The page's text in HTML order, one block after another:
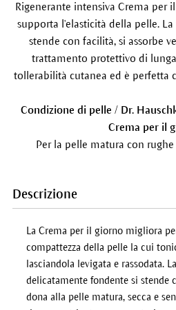
Rigenerante intensiva Crema per
supporta l'elasticità della pelle.
stende con facilità, si assorbe
trattamento protettivo di
tollerabilità cutanea ed è perfetta
Condizione di pelle / Dr.
Crema per il
Per la pelle matura con
Descrizione
La Crema per il giorno migliora
compattezza della pelle la cui
lasciandola levigata e rassodata.
delicatamente fondente si stende
dona alla pelle matura, secca e